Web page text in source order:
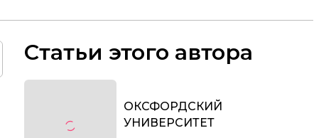
Статьи этого автора
ОКСФОРДСКИЙ
УНИВЕРСИТЕТ